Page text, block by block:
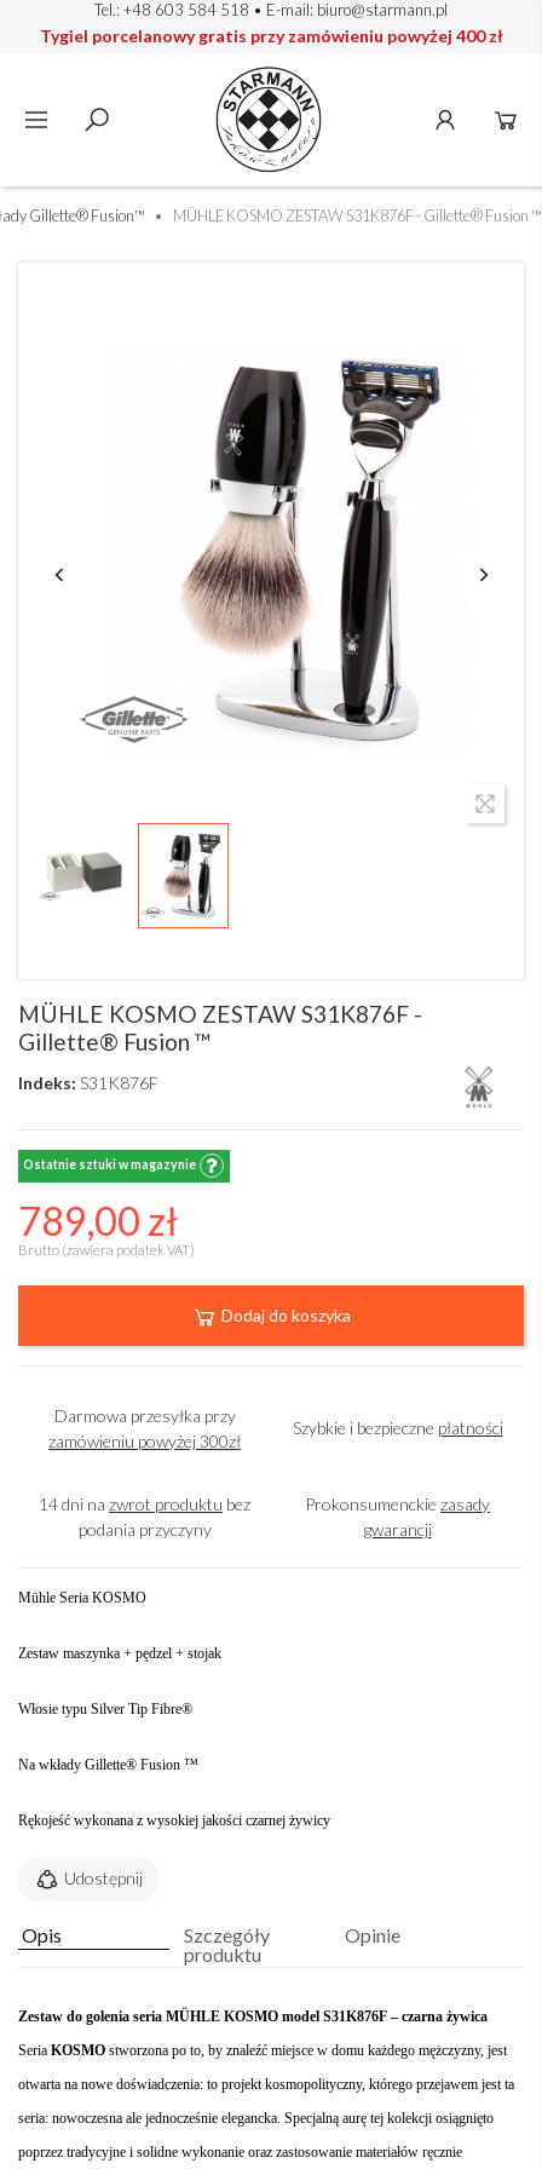
Tel.: +48 603 584 518 • E-mail: biuro@starmann.pl
Tygiel porcelanowy gratis przy zamówieniu powyżej 400 zł
Gillette® Fusion™ MÜHLE KOSMO ZESTAW S31K876F - Gillette® Fusion ™
MÜHLE KOSMO ZESTAW S31K876F -
Gillette® Fusion ™
Indeks: S31K876F
Ostatnie sztuki w magazynie
789,00 zł
Brutto (zawiera podatek VAT)
Dodaj do koszyka
Darmowa przesyłka przy
zamówieniu powyżej 300zł
Szybkie i bezpieczne płatności
14 dni na zwrot produktu bez
podania przyczyny
Prokonsumenckie zasady
gwarancji
Mühle Seria KOSMO
Zestaw maszynka + pędzel + stojak
Włosie typu Silver Tip Fibre®
Na wkłady Gillette® Fusion ™
Rękojeść wykonana z wysokiej jakości czarnej żywicy
Udostępnij
Opis
Szczegóły
produktu
Opinie
Zestaw do golenia seria MÜHLE KOSMO model S31K876F – czarna żywica
Seria KOSMO stworzona po to, by znaleźć miejsce w domu każdego mężczyzny, jest
otwarta na nowe doświadczenia: to projekt kosmopolityczny, którego przejawem jest ta
seria: nowoczesna ale jednocześnie elegancka. Specjalną aurę tej kolekcji osiągnięto
poprzez tradycyjne i solidne wykonanie oraz zastosowanie materiałów ręcznie